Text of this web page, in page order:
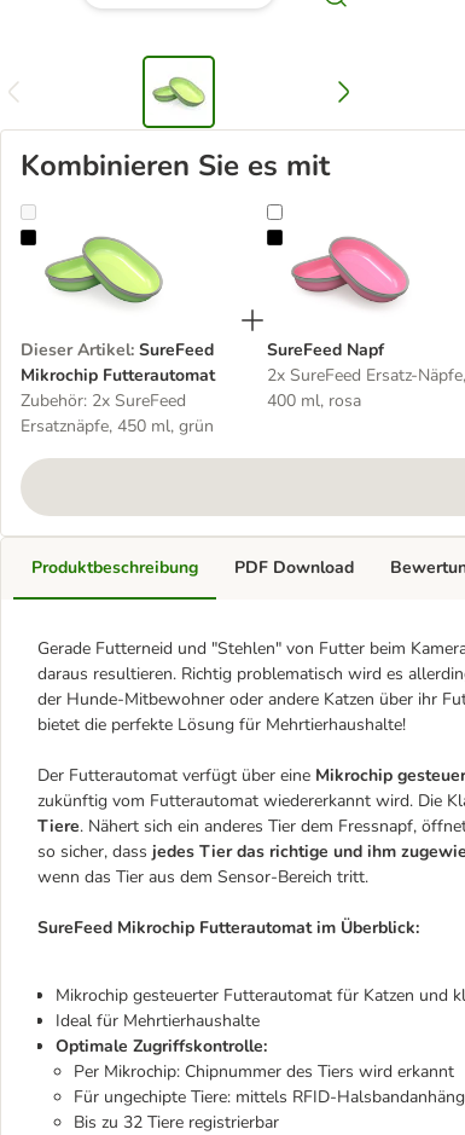
Kombinieren Sie es mit
SureFeed Mikrochip Futterautomat
Dieser Artikel: SureFeed
Mikrochip Futterautomat
Zubehör: 2x SureFeed
Ersatznäpfe, 450 ml, grün
SureFeed Napf
SureFeed Napf
2x SureFeed Ersatz-Näpfe,
400 ml, rosa
Produktbeschreibung
Gerade Futterneid und "Stehlen" von Futter beim
daraus resultieren. Richtig problematisch wird es
der Hunde-Mitbewohner oder andere Katzen über ihr
bietet die perfekte Lösung für Mehrtierhaushalte!
Der Futterautomat verfügt über eine Mikrochip
zukünftig vom Futterautomat wiedererkannt wird. Die
Tiere. Nähert sich ein anderes Tier dem Fressnapf,
so sicher, dass jedes Tier das richtige und ihm
wenn das Tier aus dem Sensor-Bereich tritt.
SureFeed Mikrochip Futterautomat im Überblick:
Mikrochip gesteuerter Futterautomat für Katzen und
Ideal für Mehrtierhaushalte
Optimale Zugriffskontrolle:
Per Mikrochip: Chipnummer des Tiers wird erkannt
Für ungechipte Tiere: mittels RFID-
Bis zu 32 Tiere registrierbar
PDF Download